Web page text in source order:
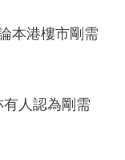
本港樓市剛需
人認為剛需